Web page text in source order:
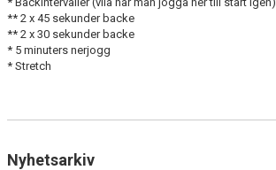
** 2 x 45 sekunder backe
** 2 x 30 sekunder backe
* 5 minuters nerjogg
* Stretch
Nyhetsarkiv